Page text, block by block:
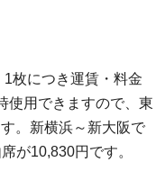
枚につき運賃・料金
使用できますので、東
。新横浜～新大阪で
が10,830円です。